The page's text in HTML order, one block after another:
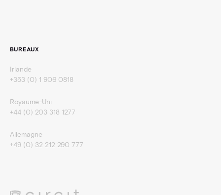
BUREAUX
Irlande
+353 (0) 1 906 0818
Royaume-Uni
+44 (0) 203 318 1277
Allemagne
+49 (0) 32 212 290 777